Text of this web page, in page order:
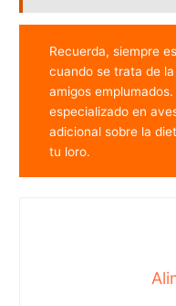
Recuerda, siempre
cuando se trata de
amigos
especializado en
adicional sobre la
tu loro.